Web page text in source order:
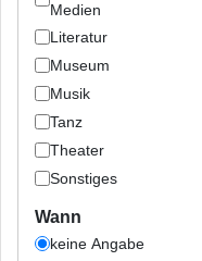
Medien
Literatur
Museum
Musik
Tanz
Theater
Sonstiges
Wann
keine Angabe